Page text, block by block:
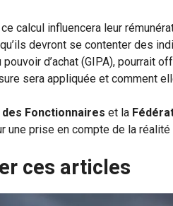
calcul influencera leur
devront se contenter des
d’achat (GIPA), pourrait
sera appliquée et comment
des Fonctionnaires et la
une prise en compte de la
ces articles